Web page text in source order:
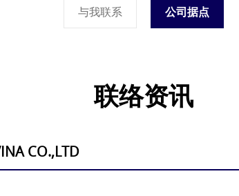
与我联系 公司据点
联络资讯
CO.,LTD